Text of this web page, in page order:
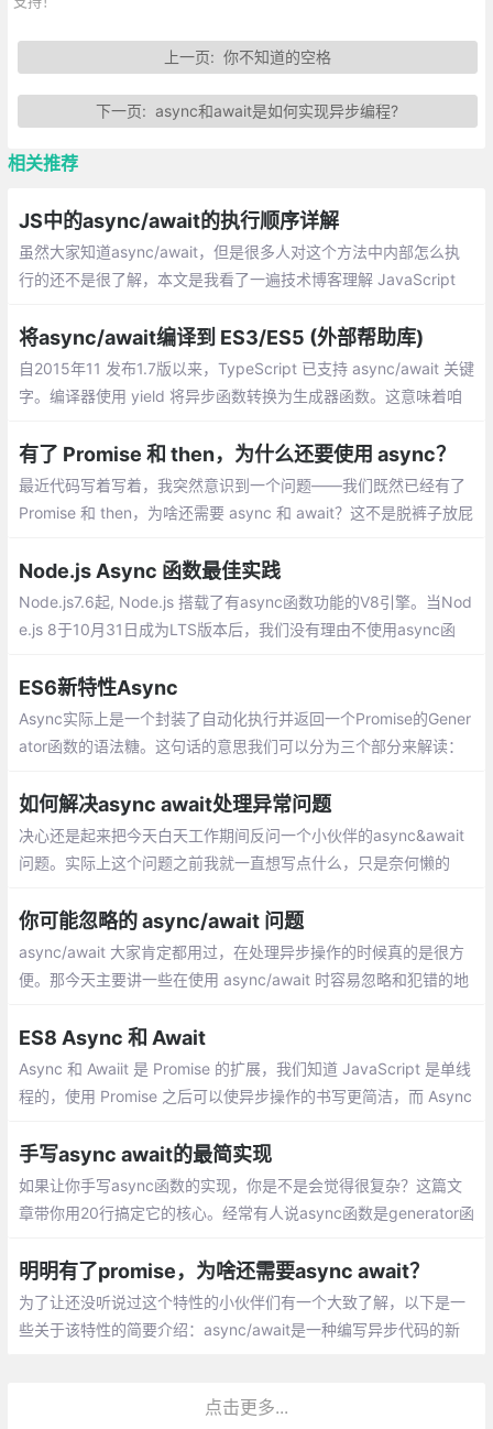
上一页: 你不知道的空格
下一页:async和await是如何实现异步编程?
相关推荐
JS中的async/await的执行顺序详解
虽然大家知道async/await，但是很多人对这个方法中内部怎么执
行的还不是很了解，本文是我看了一遍技术博客理解 JavaScript
将async/await编译到 ES3/ES5 (外部帮助库)
自2015年11 发布1.7版以来，TypeScript 已支持 async/await 关键
字。编译器使用 yield 将异步函数转换为生成器函数。这意味着咱
有了 Promise 和 then，为什么还要使用 async？
最近代码写着写着，我突然意识到一个问题——我们既然已经有了
Promise 和 then，为啥还需要 async 和 await？这不是脱裤子放屁
Node.js Async 函数最佳实践
Node.js7.6起, Node.js 搭载了有async函数功能的V8引擎。当Nod
e.js 8于10月31日成为LTS版本后，我们没有理由不使用async函
de.js应用程序的方式。
ES6新特性Async
Async实际上是一个封装了自动化执行并返回一个Promise的Gener
ator函数的语法糖。这句话的意思我们可以分为三个部分来解读：
依次执行的，Async有一个自动化执行的过程
如何解决async await处理异常问题
决心还是起来把今天白天工作期间反问一个小伙伴的async&await
问题。实际上这个问题之前我就一直想写点什么，只是奈何懒的
你可能忽略的 async/await 问题
async/await 大家肯定都用过，在处理异步操作的时候真的是很方
便。那今天主要讲一些在使用 async/await 时容易忽略和犯错的地
行。
ES8 Async 和 Await
Async 和 Awaiit 是 Promise 的扩展，我们知道 JavaScript 是单线
程的，使用 Promise 之后可以使异步操作的书写更简洁，而 Async
手写async await的最简实现
如果让你手写async函数的实现，你是不是会觉得很复杂？这篇文
章带你用20行搞定它的核心。经常有人说async函数是generator函
它的糖衣。
明明有了promise，为啥还需要async await？
为了让还没听说过这个特性的小伙伴们有一个大致了解，以下是一
些关于该特性的简要介绍：async/await是一种编写异步代码的新
点击更多...